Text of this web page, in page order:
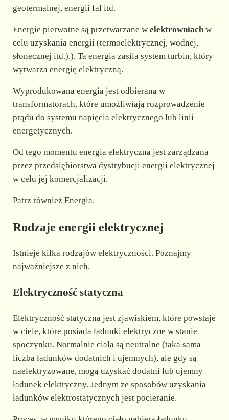
geotermalnej, energii fal itd.
Energie pierwotne są przetwarzane w elektrowniachw
celu uzyskania energii (termoelektrycznej, wodnej,
słonecznej itd.).). Ta energia zasila system turbin, który
wytwarza energię elektryczną.
Wyprodukowana energia jest odbierana w
transformatorach, które umożliwiają rozprowadzenie
prądu do systemu napięcia elektrycznego lub linii
energetycznych.
Od tego momentu energia elektryczna jest zarządzana
przez przedsiębiorstwa dystrybucji energii elektrycznej
w celu jej komercjalizacji.
Patrz również Energia.
Rodzaje energii elektrycznej
Istnieje kilka rodzajów elektryczności. Poznajmy
najważniejsze z nich.
Elektryczność statyczna
Elektryczność statyczna jest zjawiskiem, które powstaje
w ciele, które posiada ładunki elektryczne w stanie
spoczynku. Normalnie ciała są neutralne (taka sama
liczba ładunków dodatnich i ujemnych), ale gdy są
naelektryzowane, mogą uzyskać dodatni lub ujemny
ładunek elektryczny. Jednym ze sposobów uzyskania
ładunków elektrostatycznych jest pocieranie.